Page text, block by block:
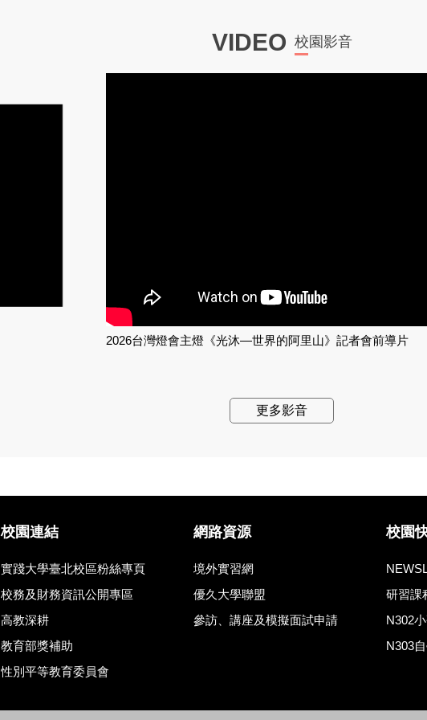
VIDEO 校園影音
2026台灣燈會主燈《光沐—世界的阿里山》記者會前導片
更多影音
校園連結
實踐大學臺北校區粉絲專頁
校務及財務資訊公開專區
高教深耕
教育部獎補助
性別平等教育委員會
網路資源
境外實習網
優久大學聯盟
參訪、講座及模擬面試申請
校園
研習課
N302
N303